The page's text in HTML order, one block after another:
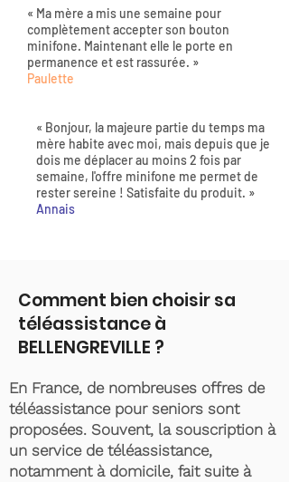
« Ma mère a mis une semaine pour
complètement accepter son bouton
minifone. Maintenant elle le porte en
permanence et est rassurée. »
Paulette
« Bonjour, la majeure partie du temps ma
mère habite avec moi, mais depuis que je
dois me déplacer au moins 2 fois par
semaine, l'offre minifone me permet de
rester sereine ! Satisfaite du produit. »
Annais
Comment bien choisir sa
téléassistance à
BELLENGREVILLE ?
En France, de nombreuses offres de
téléassistance pour seniors sont
proposées. Souvent, la souscription à
un service de téléassistance,
notamment à domicile, fait suite à